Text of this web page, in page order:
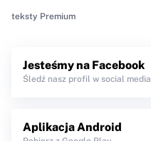
teksty Premium
Jesteśmy na Facebook
Śledź nasz profil w social media
Aplikacja Android